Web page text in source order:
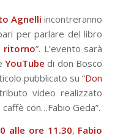
Agnelli incontreranno
per parlare del libro
ritorno”. L’evento sarà
YouTube di don Bosco
pubblicato su “Don
video realizzato
con…Fabio Geda”.
alle ore 11.30, Fabio